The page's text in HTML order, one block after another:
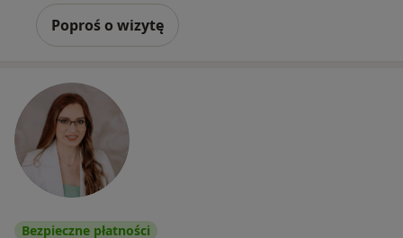
Poproś o wizytę
Bezpieczne płatności